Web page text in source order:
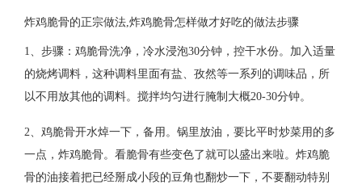
炸鸡脆骨的正宗做法,炸鸡脆骨怎样做才好吃的做法步骤
1、步骤：鸡脆骨洗净，冷水浸泡30分钟，控干水份。加入适量
的烧烤调料，这种调料里面有盐、孜然等一系列的调味品，所
以不用放其他的调料。搅拌均匀进行腌制大概20-30分钟。
2、鸡脆骨开水焯一下，备用。锅里放油，要比平时炒菜用的多
一点，炸鸡脆骨。看脆骨有些变色了就可以盛出来啦。炸鸡脆
骨的油接着把已经掰成小段的豆角也翻炒一下，不要翻动特别